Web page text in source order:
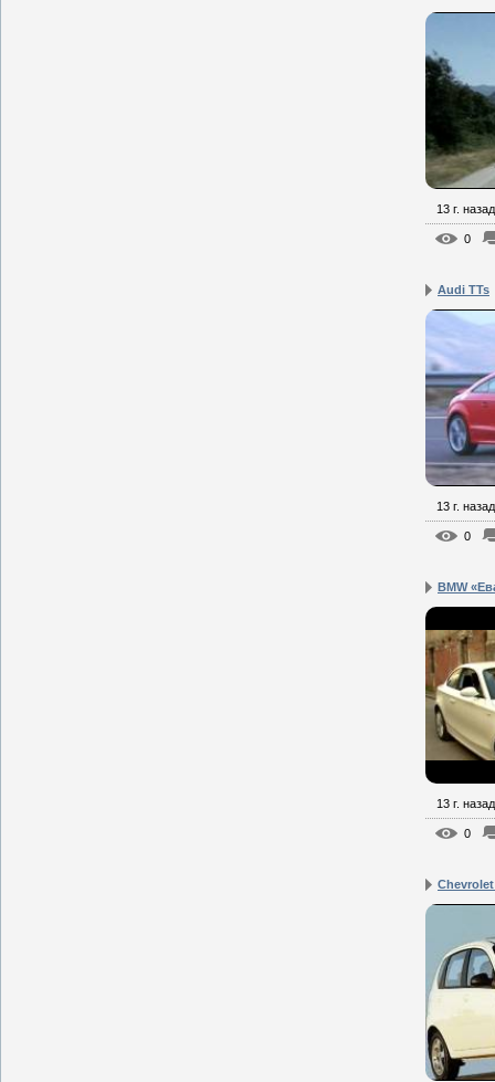
13 г. назад
0
Audi TTs
13 г. назад
0
BMW
13 г. назад
0